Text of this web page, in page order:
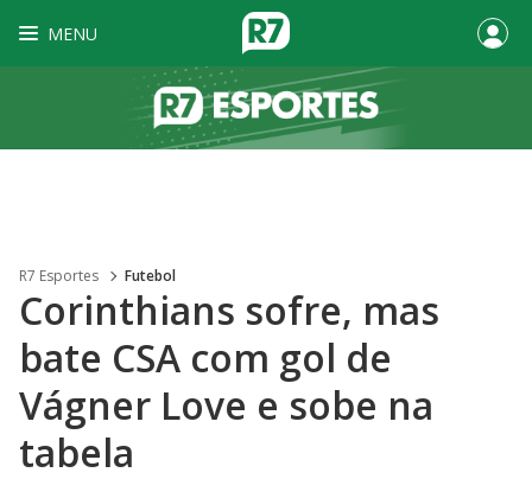
MENU
R7 Esportes Futebol
Corinthians sofre, mas
bate CSA com gol de
Vágner Love e sobe na
tabela